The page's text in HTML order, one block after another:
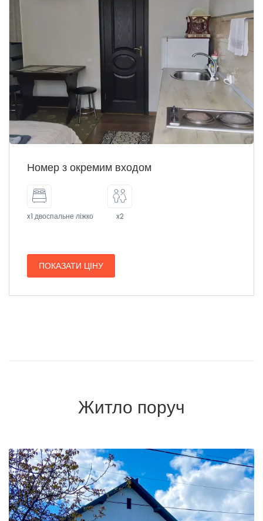
Номер з окремим входом
x1 двоспальне ліжко x2
ПОКАЗАТИ ЦІНУ
Житло поруч